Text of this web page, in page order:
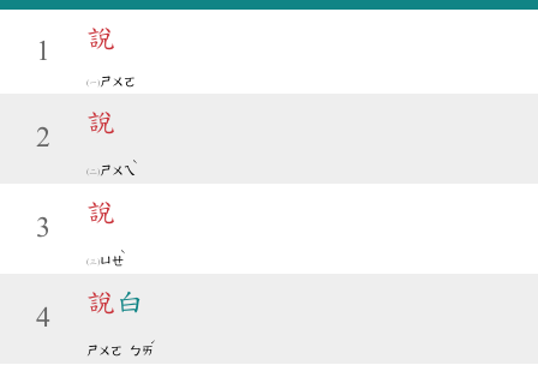
1 說
ㄕㄨㄛ
2
說
ㄕㄨㄟ
ˋ
3
說
ㄩㄝ
ˋ
4
說 白
ㄕㄨㄛ ㄅㄞ
ˊ